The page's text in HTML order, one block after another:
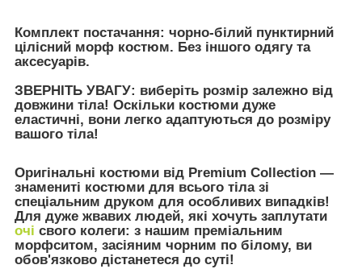
Комплект постачання: чорно-білий пунктирний
цілісний морф костюм. Без іншого одягу та
аксесуарів.
ЗВЕРНІТЬ УВАГУ: виберіть розмір залежно від
довжини тіла! Оскільки костюми дуже
еластичні, вони легко адаптуються до розміру
вашого тіла!
Оригінальні костюми від Premium Collection —
знамениті костюми для всього тіла зі
спеціальним друком для особливих випадків!
Для дуже жвавих людей, які хочуть заплутати
очі свого колеги: з нашим преміальним
морфситом, засіяним чорним по білому, ви
обов'язково дістанетеся до суті!